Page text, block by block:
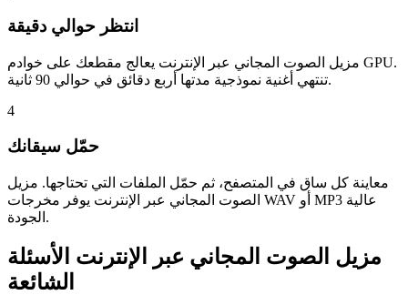
انتظر حوالي دقيقة
مزيل الصوت المجاني عبر الإنترنت يعالج مقطعك على خوادم GPU.
تنتهي أغنية نموذجية مدتها أربع دقائق في حوالي 90 ثانية.
4
حمّل سيقانك
معاينة كل ساق في المتصفح، ثم حمّل الملفات التي تحتاجها. مزيل
الصوت المجاني عبر الإنترنت يوفر مخرجات WAV أو MP3 عالية
الجودة.
مزيل الصوت المجاني عبر الإنترنت الأسئلة
الشائعة